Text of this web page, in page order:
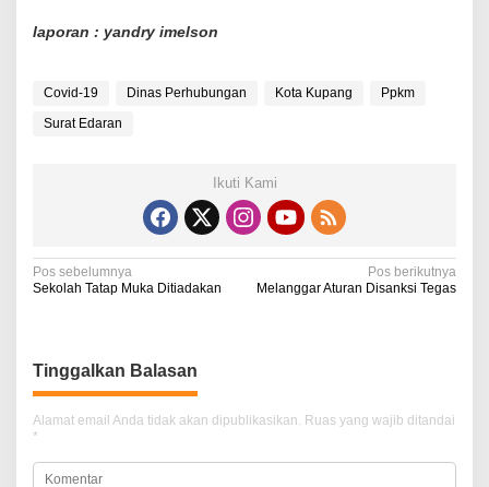
laporan : yandry imelson
Covid-19 Dinas Perhubungan Kota Kupang
Ppkm
Surat Edaran
Ikuti Kami
N
i
g
a
s
Pos sebelumnya
Sekolah Tatap Muka Ditiadakan
Pos berikutnya
Melanggar Aturan Disanksi Tegas
Tinggalkan Balasan
Alamat email Anda tidak akan dipublikasikan. Ruas yang wajib ditandai
*